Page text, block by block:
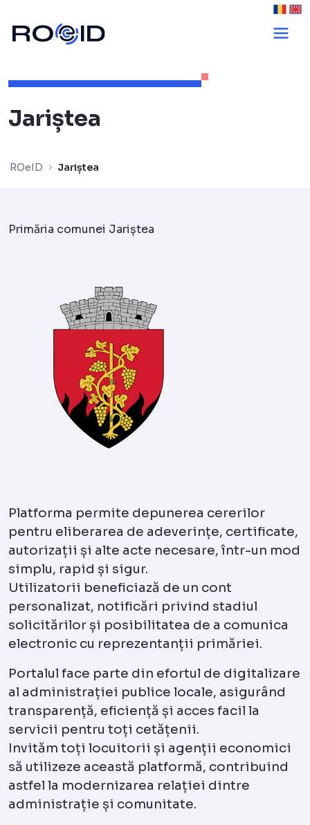
Jariștea - ROeID
Jariștea
ROeID Jariștea
Primăria comunei Jariștea
Platforma permite depunerea cererilor
pentru eliberarea de adeverințe, certificate,
autorizații și alte acte necesare, într-un mod
simplu, rapid și sigur.
Utilizatorii beneficiază de un cont
personalizat, notificări privind stadiul
solicitărilor și posibilitatea de a comunica
electronic cu reprezentanții primăriei.
Portalul face parte din efortul de digitalizare
al administrației publice locale, asigurând
transparență, eficiență și acces facil la
servicii pentru toți cetățenii.
Invităm toți locuitorii și agenții economici
să utilizeze această platformă, contribuind
astfel la modernizarea relației dintre
administrație și comunitate.